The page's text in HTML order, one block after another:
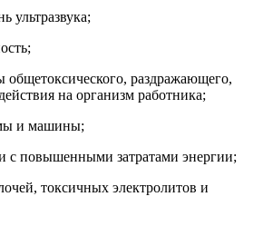
ультразвука;
общетоксического, раздражающего,
на организм работника;
и машины;
с повышенными затратами энергии;
токсичных электролитов и